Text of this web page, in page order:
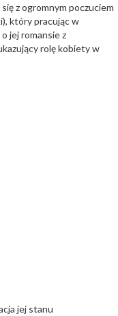
z ogromnym poczuciem
który pracując w
jej romansie z
rolę kobiety w
jej stanu